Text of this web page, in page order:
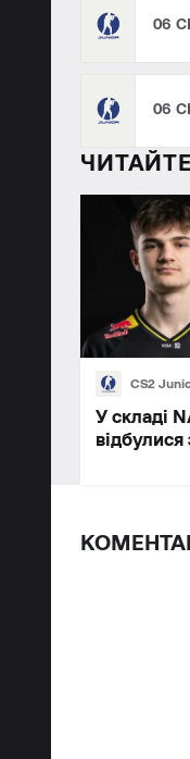
06
06
CS2
У складі
відбулися